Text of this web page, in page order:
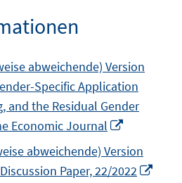
öffnen
abweichende) Version
Specific Application
and the Residual Gender
Economic Journal
Fenster
öffnen
abweichende) Version
Paper, 22/2022